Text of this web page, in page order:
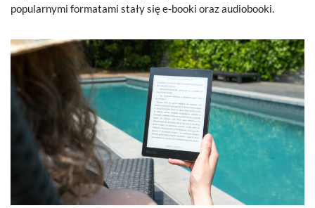
popularnymi formatami stały się e-booki oraz audiobooki.